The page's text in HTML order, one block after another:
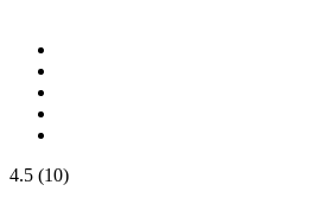
4.5 (10)